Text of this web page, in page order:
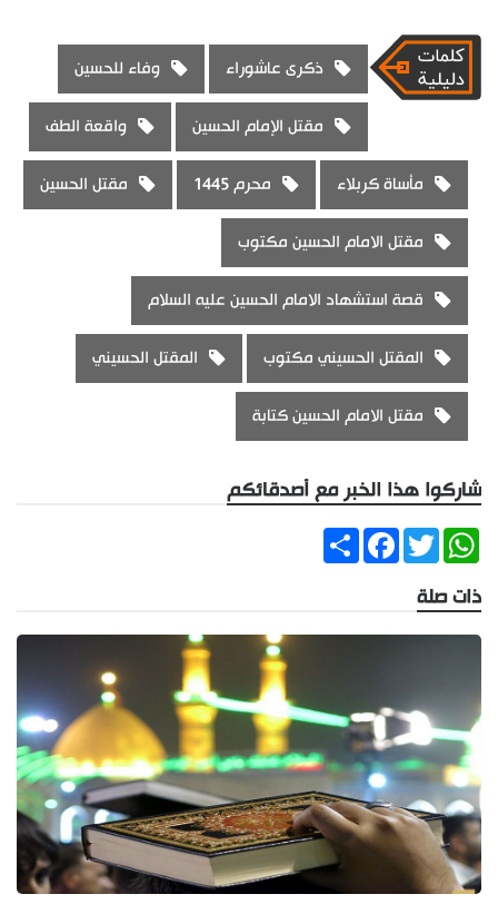
ذكرى عاشوراء وفاء للحسين
مقتل الإمام الحسين واقعة الطف
مأساة كربلاء محرم 1445 مقتل الحسين
مقتل الامام الحسين مكتوب
قصة استشهاد الامام الحسين عليه السلام
المقتل الحسيني مكتوب المقتل الحسيني
مقتل الامام الحسين كتابة
شاركوا هذا الخبر مع أصدقائكم
ShareFacebookTwitter
WhatsApp
ذات صلة